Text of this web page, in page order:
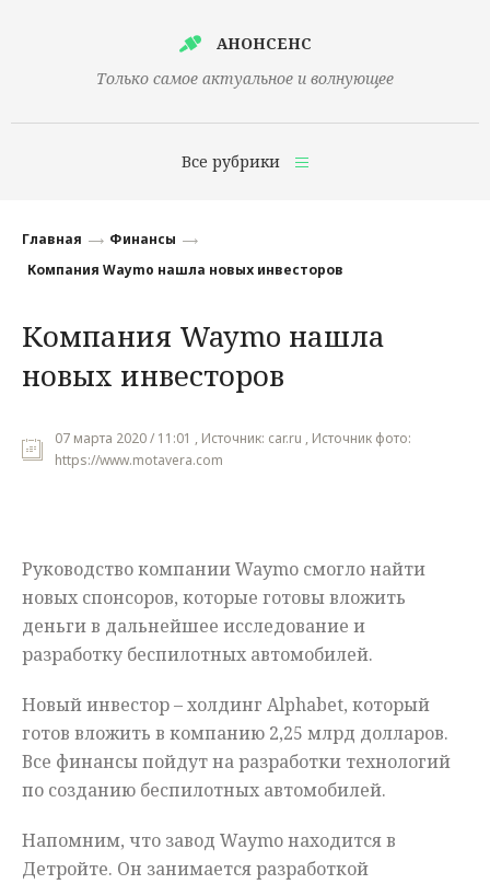
АНОНСЕНС
Только самое актуальное и волнующее
Все рубрики
Финансы
Наука
Культура
Общество
Происшествия
Главная
Финансы
Компания Waymo нашла новых инвесторов
Компания Waymo нашла
новых инвесторов
07 марта 2020 / 11:01 , Источник: car.ru , Источник фото:
https://www.motavera.com
Руководство компании Waymo смогло найти
новых спонсоров, которые готовы вложить
деньги в дальнейшее исследование и
разработку беспилотных автомобилей.
Новый инвестор – холдинг Alphabet, который
готов вложить в компанию 2,25 млрд долларов.
Все финансы пойдут на разработки технологий
по созданию беспилотных автомобилей.
Напомним, что завод Waymo находится в
Детройте. Он занимается разработкой